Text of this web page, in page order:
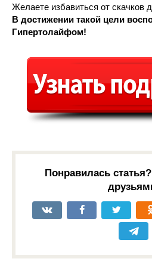
Желаете избавиться от скачков
В достижении такой цели
Гипертолайфом!
Понравилась